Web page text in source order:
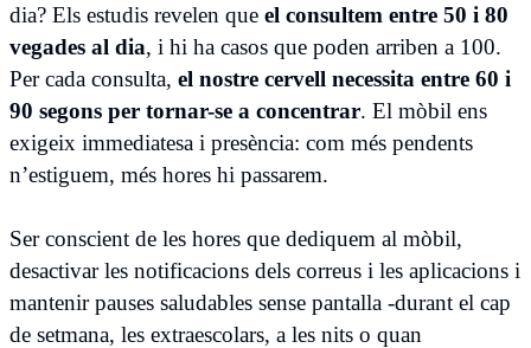
dia? Els estudis revelen que el consultem entre 50 i 80
vegades al dia, i hi ha casos que poden arriben a 100.
Per cada consulta, el nostre cervell necessita entre 60 i
90 segons per tornar-se a concentrar. El mòbil ens
exigeix immediatesa i presència: com més pendents
n’estiguem, més hores hi passarem.
Ser conscient de les hores que dediquem al mòbil,
desactivar les notificacions dels correus i les aplicacions i
mantenir pauses saludables sense pantalla -durant el cap
de setmana, les extraescolars, a les nits o quan